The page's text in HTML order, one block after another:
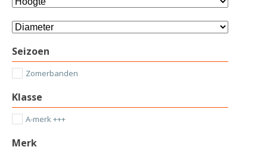
Seizoen
Zomerbanden
Klasse
A-merk +++
Merk